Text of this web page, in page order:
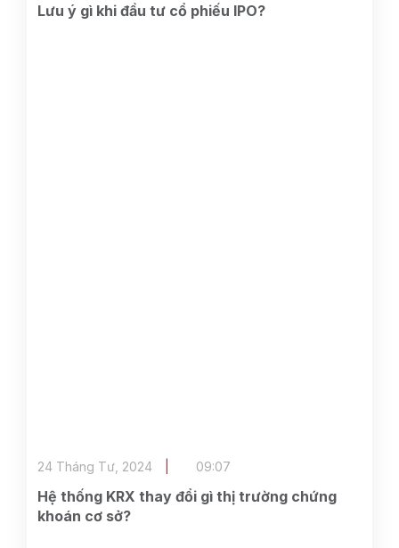
Lưu ý gì khi đầu tư cổ phiếu IPO?
Hệ thống KRX thay đổi gì thị trường chứng
khoán cơ sở?
24 Tháng Tư, 2024 09:07